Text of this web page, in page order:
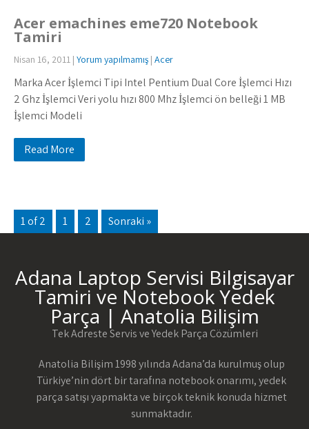
Acer emachines eme720 Notebook
Tamiri
Nisan 16, 2011 | Yorum yapılmamış | Acer
Marka Acer İşlemci Tipi Intel Pentium Dual Core İşlemci Hızı
2 Ghz İşlemci Veri yolu hızı 800 Mhz İşlemci ön belleği 1 MB
İşlemci Modeli
Read More
1 of 2 1 2 Sonraki »
Adana Laptop Servisi Bilgisayar
Tamiri ve Notebook Yedek
Parça | Anatolia Bilişim
Tek Adreste Servis ve Yedek Parça Çözümleri
Anatolia Bilişim 1998 yılında Adana’da kurulmuş olup
Türkiye’nin dört bir tarafına notebook onarımı, yedek
parça satışı yapmakta ve birçok teknik konuda hizmet
sunmaktadır.